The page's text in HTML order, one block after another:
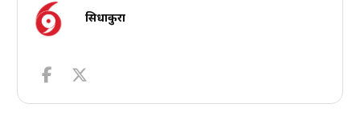
सिधाकुरा